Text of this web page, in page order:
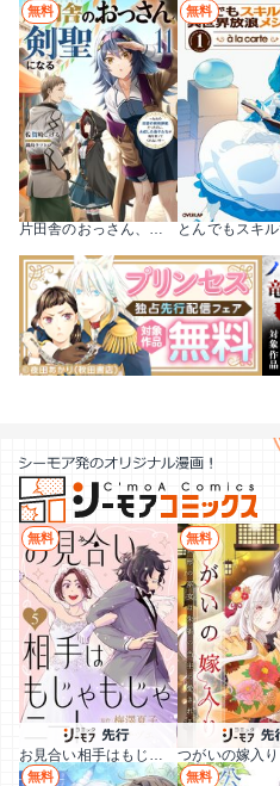
無料
片田舎のおっさん、剣聖になる ～ただの田舎の剣術師範だったのに、大成した弟子たちが俺を放ってくれない件～
無料
無料
お見合い相手はもじゃもじゃニート
無料
無料 無料